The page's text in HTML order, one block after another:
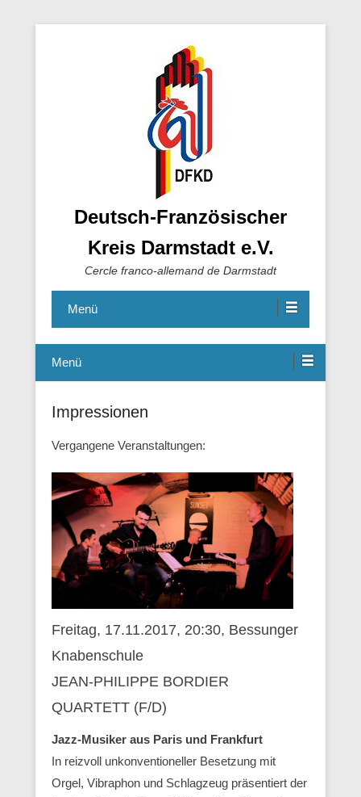
Deutsch-Französischer
Kreis Darmstadt e.V.
Cercle franco-allemand de Darmstadt
Menü
Menü
Impressionen
Vergangene Veranstaltungen:
Freitag, 17.11.2017, 20:30, Bessunger
Knabenschule
JEAN-PHILIPPE BORDIER
QUARTETT (F/D)
Jazz-Musiker aus Paris und Frankfurt
In reizvoll unkonventioneller Besetzung mit
Orgel, Vibraphon und Schlagzeug präsentiert der